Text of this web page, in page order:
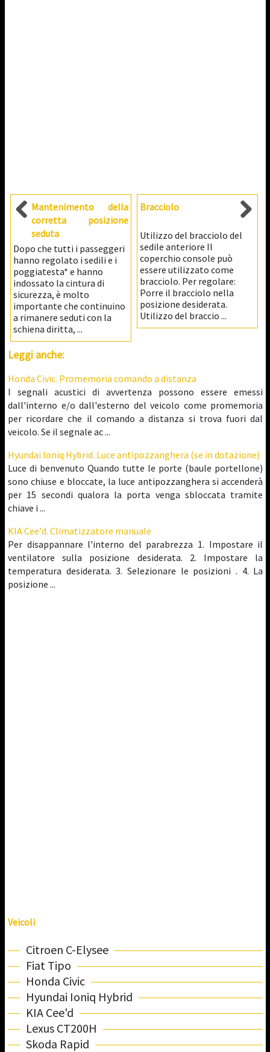
Mantenimento della
corretta posizione
seduta
Dopo che tutti i passeggeri
hanno regolato i sedili e i
poggiatesta* e hanno
indossato la cintura di
sicurezza, è molto
importante che continuino
a rimanere seduti con la
schiena diritta, ...
Bracciolo
Utilizzo del bracciolo del
sedile anteriore Il
coperchio console può
essere utilizzato come
bracciolo. Per regolare:
Porre il bracciolo nella
posizione desiderata.
Utilizzo del braccio ...
Leggi anche:
Honda Civic. Promemoria comando a distanza
I segnali acustici di avvertenza possono essere emessi
dall'interno e/o dall'esterno del veicolo come promemoria
per ricordare che il comando a distanza si trova fuori dal
veicolo. Se il segnale ac ...
Hyundai Ioniq Hybrid. Luce antipozzanghera (se in dotazione)
Luce di benvenuto Quando tutte le porte (baule portellone)
sono chiuse e bloccate, la luce antipozzanghera si accenderà
per 15 secondi qualora la porta venga sbloccata tramite
chiave i ...
KIA Cee'd. Climatizzatore manuale
Per disappannare l'interno del parabrezza 1. Impostare il
ventilatore sulla posizione desiderata. 2. Impostare la
temperatura desiderata. 3. Selezionare le posizioni . 4. La
posizione ...
Veicoli
Citroen C-Elysee
Fiat Tipo
Honda Civic
Hyundai Ioniq Hybrid
KIA Cee'd
Lexus CT200H
Skoda Rapid